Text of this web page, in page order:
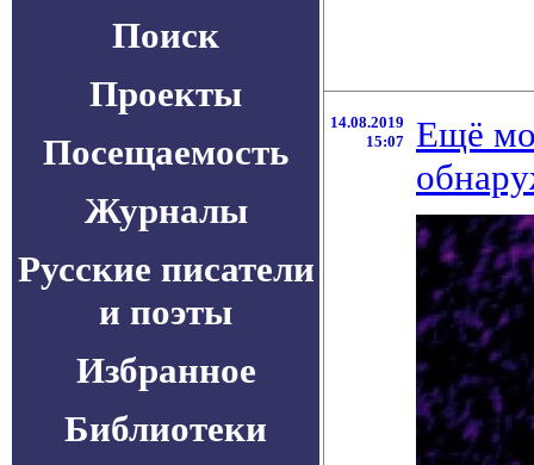
Поиск
Проекты
Посещаемость
Журналы
Русские писатели
и поэты
Избранное
Библиотеки
14.08.2019
15:07
Ещё